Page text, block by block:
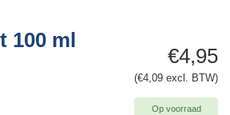
€4,95
(€4,09 excl. BTW)
Op voorraad
100 ml